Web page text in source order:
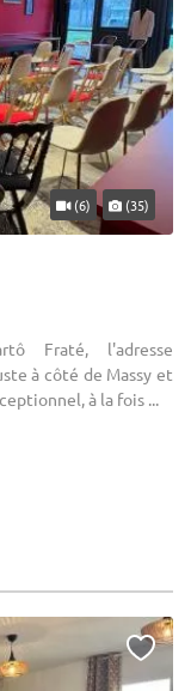
(6) (35)
Fraté, l'adresse
à côté de Massy et
à la fois ...